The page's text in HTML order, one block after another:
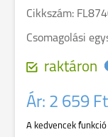
Cikkszám:
Csomagolási
raktáron
Ár: 2 659 Ft
A kedvencek